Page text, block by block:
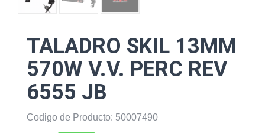
TALADRO SKIL 13MM
570W V.V. PERC REV
6555 JB
Codigo de Producto: 50007490